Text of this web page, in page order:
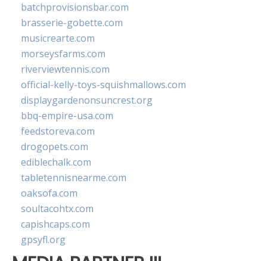
batchprovisionsbar.com
brasserie-gobette.com
musicrearte.com
morseysfarms.com
riverviewtennis.com
official-kelly-toys-squishmallows.com
displaygardenonsuncrest.org
bbq-empire-usa.com
feedstoreva.com
drogopets.com
ediblechalk.com
tabletennisnearme.com
oaksofa.com
soultacohtx.com
capishcaps.com
gpsyfl.org